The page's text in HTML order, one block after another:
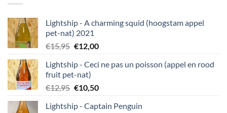
Lightship - A charming squid (hoogstam appel
pet-nat) 2021
€15,95 Oorspronkelijke
was:
€15,95.
€12,00Huidige
is:
Lightship - Ceci ne pas un poisson (appel en rood
fruit pet-nat)
€12,95 Oorspronkelijke
was:
€10,50Huidige
is:
Lightship - Captain Penguin